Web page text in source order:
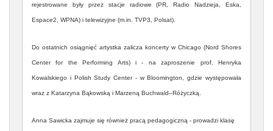
rejestrowane były przez stacje radiowe (PR, Radio Nadzieja, Eska,
Espace2, WPNA) i telewizyjne (m.in. TVP3, Polsat).
Do ostatnich osiągnięć artystka zalicza koncerty w Chicago (Nord Shores
Center for the Performing Arts) i - na zaproszenie prof. Henryka
Kowalskiego i Polish Study Center - w Bloomington, gdzie występowała
wraz z Katarzyna Bąkowską i Marzeną Buchwald–Różyczką.
Anna Sawicka zajmuje się również pracą pedagogiczną - prowadzi klasę